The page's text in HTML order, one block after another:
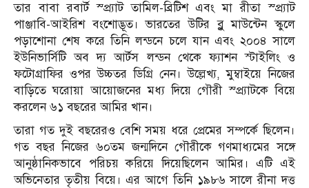
তার বাবা রবার্ট স্প্র্যাট তামিল-ব্রিটিশ এবং মা রীতা স্প্র্যাট
পাঞ্জাবি-আইরিশ বংশোদ্ভূত। ভারতের উটির ব্লু মাউন্টেন স্কুলে
পড়াশোনা শেষ করে তিনি লন্ডনে চলে যান এবং ২০০৪ সালে
ইউনিভার্সিটি অব দ্য আর্টস লন্ডন থেকে ফ্যাশন স্টাইলিং ও
ফটোগ্রাফির ওপর উচ্চতর ডিগ্রি নেন। উল্লেখ্য, মুম্বাইয়ে নিজের
বাড়িতে ঘরোয়া আয়োজনের মধ্য দিয়ে গৌরী স্প্র্যাটকে বিয়ে
করলেন ৬১ বছরের আমির খান।
তারা গত দুই বছরেরও বেশি সময় ধরে প্রেমের সম্পর্কে ছিলেন।
গত বছর নিজের ৬০তম জন্মদিনে গৌরীকে গণমাধ্যমের সঙ্গে
আনুষ্ঠানিকভাবে পরিচয় করিয়ে দিয়েছিলেন আমির। এটি এই
অভিনেতার তৃতীয় বিয়ে। এর আগে তিনি ১৯৮৬ সালে রীনা দত্ত